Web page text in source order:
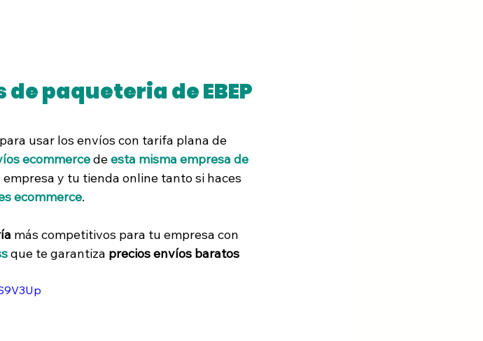
paqueteria de EBEP
usar los envíos con tarifa plana de
ecommerce de esta misma empresa de
y tu tienda online tanto si haces
ecommerce.
más competitivos para tu empresa con
que te garantiza precios envíos baratos